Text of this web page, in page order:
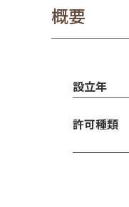
概要
設立年
許可種類